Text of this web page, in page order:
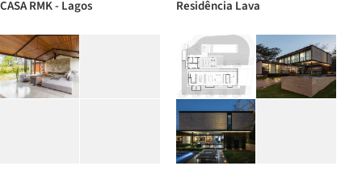
CASA RMK - Lagos Residência Lava